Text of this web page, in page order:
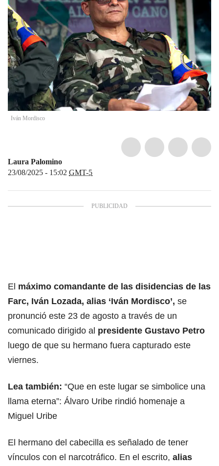
Iván Mordisco
Laura Palomino
23/08/2025 - 15:02 GMT-5
El máximo comandante de las disidencias de las
Farc, Iván Lozada, alias ‘Iván Mordisco’, se
pronunció este 23 de agosto a través de un
comunicado dirigido al presidente Gustavo Petro
luego de que su hermano fuera capturado este
viernes.
Lea también: “Que en este lugar se simbolice una
llama eterna”: Álvaro Uribe rindió homenaje a
Miguel Uribe
El hermano del cabecilla es señalado de tener
vínculos con el narcotráfico. En el escrito, alias